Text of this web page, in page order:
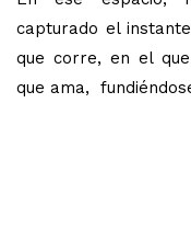
capturado el
que corre, en el
que ama,